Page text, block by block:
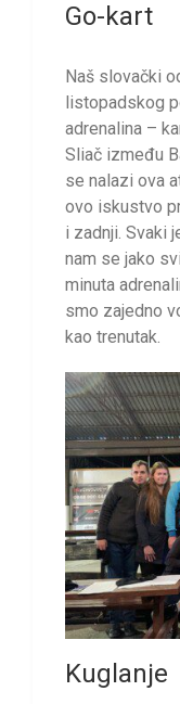
Go-kart
Naš slovački
listopadskog
adrenalina –
Sliač između
se nalazi ova
ovo iskustvo
i zadnji. Svaki
nam se jako
minuta
smo zajedno
kao trenutak.
Kuglanje